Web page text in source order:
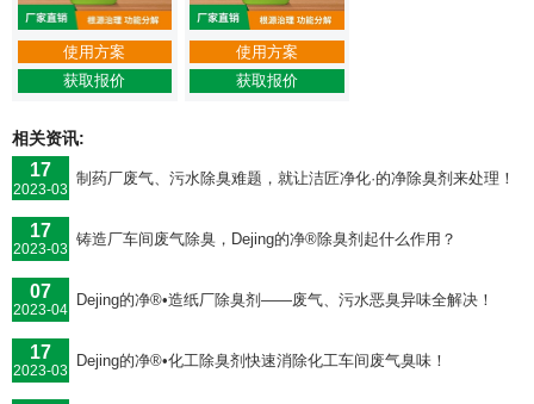
使用方案
获取报价
使用方案
获取报价
相关资讯:
17
2023-03
制药厂废气、污水除臭难题，就让洁匠净化·的净除臭剂来处理！
17
2023-03
铸造厂车间废气除臭，Dejing的净®除臭剂起什么作用？
07
2023-04
Dejing的净®•造纸厂除臭剂——废气、污水恶臭异味全解决！
17
2023-03
Dejing的净®•化工除臭剂快速消除化工车间废气臭味！